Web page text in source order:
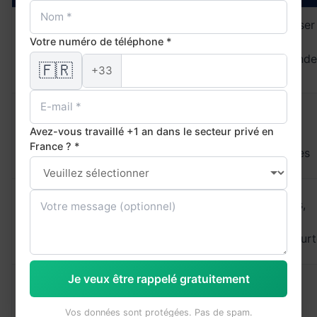
A1 –
Débutant
Aucune base
ou notions très
basiques
Se présenter, poser
simples,
A2 –
Élémentaire
courantes,
familières
Conversations
simples, emails
basiques, voyages
habituelles,
Réunions simples,
présentations
Intermédiaire
Communication
fluide,
Négociations,
présentations,
Votre numéro de téléphone *
🇫🇷 +33
Avez-vous travaillé +1 an dans le secteur privé en
France ? *
Je veux être rappelé gratuitement
Vos données sont protégées. Pas de spam.